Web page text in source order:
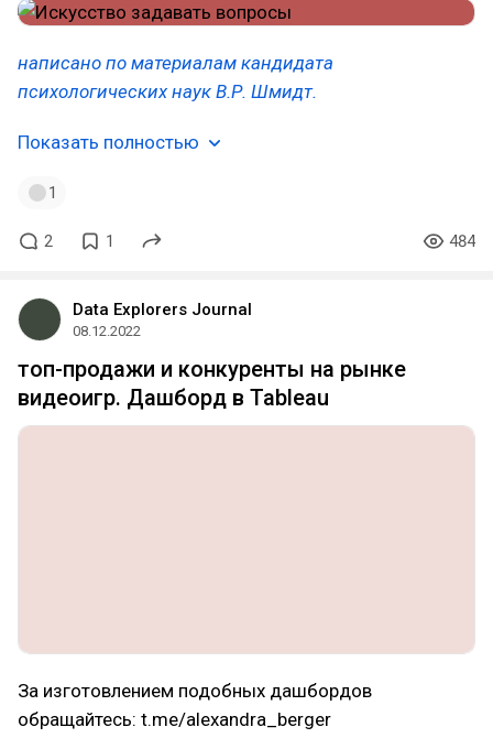
написано по материалам кандидата
психологических наук В.Р. Шмидт.
Показать полностью
1
2 1 484
Data Explorers Journal
08.12.2022
топ-продажи и конкуренты на рынке
видеоигр. Дашборд в Tableau
За изготовлением подобных дашбордов
обращайтесь: t.me/alexandra_berger